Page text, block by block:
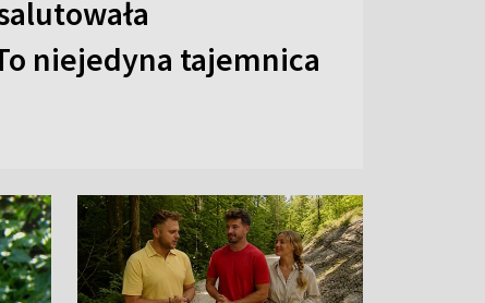
niejedyna tajemnica